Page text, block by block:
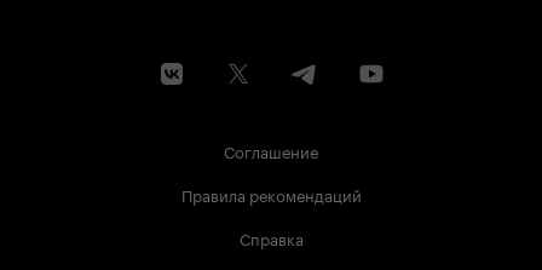
Соглашение
Правила рекомендаций
Справка